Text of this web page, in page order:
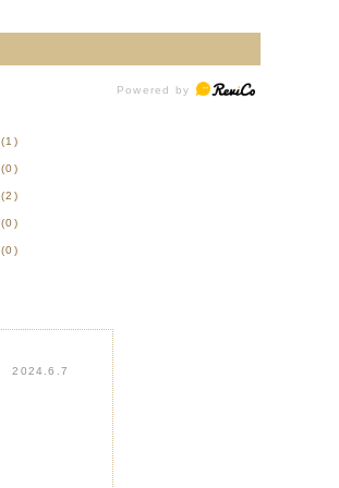
(1)
(0)
(2)
(0)
(0)
2024.6.7